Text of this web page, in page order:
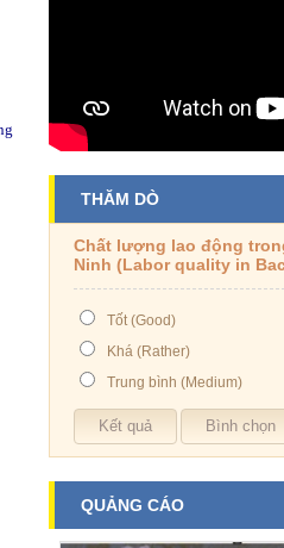
THĂM DÒ
Chất lượng lao động
Ninh (Labor quality in
Tốt (Good)
Khá (Rather)
Trung bình (Medium)
QUẢNG CÁO